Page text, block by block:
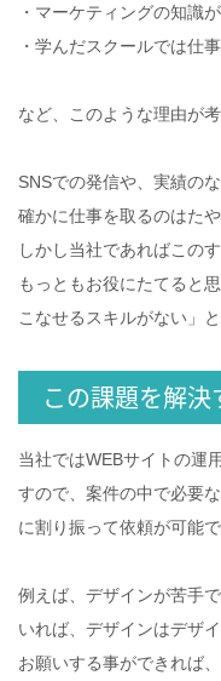
・マーケティングの知識
・学んだスクールでは仕
など、このような理由が考
SNSでの発信や、実績の
確かに仕事を取るのはたや
しかし当社であればこの
もっともお役にたてると
こなせるスキルがない」と
この課題を解
当社ではWEBサイトの運
すので、案件の中で必要
に割り振って依頼が可能で
例えば、デザインが苦手
いれば、デザインはデザ
お願いする事ができれば